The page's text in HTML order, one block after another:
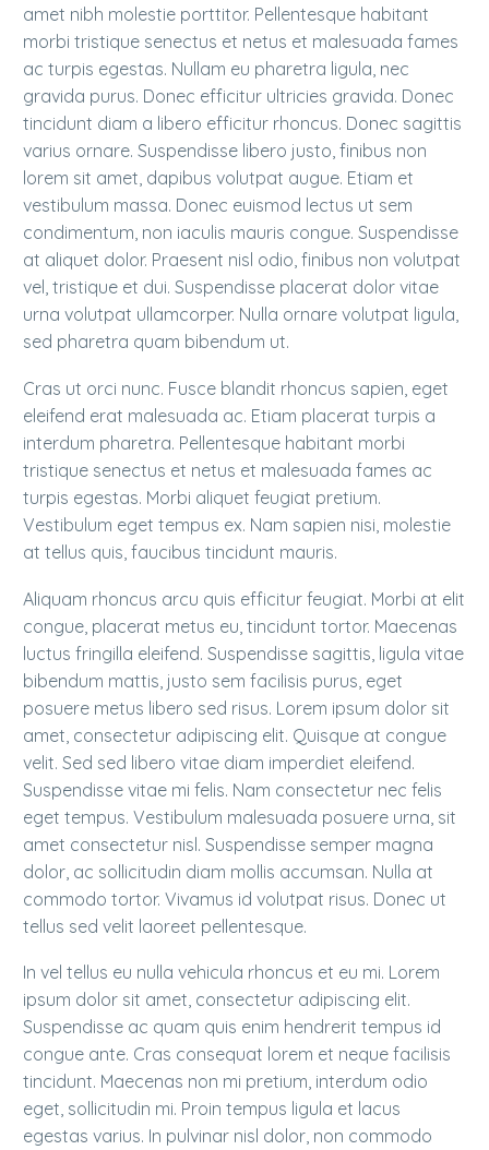
amet nibh molestie porttitor. Pellentesque habitant
morbi tristique senectus et netus et malesuada fames
ac turpis egestas. Nullam eu pharetra ligula, nec
gravida purus. Donec efficitur ultricies gravida. Donec
tincidunt diam a libero efficitur rhoncus. Donec sagittis
varius ornare. Suspendisse libero justo, finibus non
lorem sit amet, dapibus volutpat augue. Etiam et
vestibulum massa. Donec euismod lectus ut sem
condimentum, non iaculis mauris congue. Suspendisse
at aliquet dolor. Praesent nisl odio, finibus non volutpat
vel, tristique et dui. Suspendisse placerat dolor vitae
urna volutpat ullamcorper. Nulla ornare volutpat ligula,
sed pharetra quam bibendum ut.
Cras ut orci nunc. Fusce blandit rhoncus sapien, eget
eleifend erat malesuada ac. Etiam placerat turpis a
interdum pharetra. Pellentesque habitant morbi
tristique senectus et netus et malesuada fames ac
turpis egestas. Morbi aliquet feugiat pretium.
Vestibulum eget tempus ex. Nam sapien nisi, molestie
at tellus quis, faucibus tincidunt mauris.
Aliquam rhoncus arcu quis efficitur feugiat. Morbi at elit
congue, placerat metus eu, tincidunt tortor. Maecenas
luctus fringilla eleifend. Suspendisse sagittis, ligula vitae
bibendum mattis, justo sem facilisis purus, eget
posuere metus libero sed risus. Lorem ipsum dolor sit
amet, consectetur adipiscing elit. Quisque at congue
velit. Sed sed libero vitae diam imperdiet eleifend.
Suspendisse vitae mi felis. Nam consectetur nec felis
eget tempus. Vestibulum malesuada posuere urna, sit
amet consectetur nisl. Suspendisse semper magna
dolor, ac sollicitudin diam mollis accumsan. Nulla at
commodo tortor. Vivamus id volutpat risus. Donec ut
tellus sed velit laoreet pellentesque.
In vel tellus eu nulla vehicula rhoncus et eu mi. Lorem
ipsum dolor sit amet, consectetur adipiscing elit.
Suspendisse ac quam quis enim hendrerit tempus id
congue ante. Cras consequat lorem et neque facilisis
tincidunt. Maecenas non mi pretium, interdum odio
eget, sollicitudin mi. Proin tempus ligula et lacus
egestas varius. In pulvinar nisl dolor, non commodo